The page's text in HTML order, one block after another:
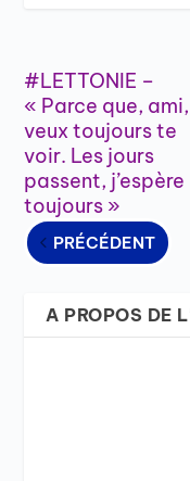
#LETTONIE –
« Parce que,
veux toujours te
voir. Les jours
passent, j’espère
toujours »
PRÉCÉDENT
A PROPOS DE